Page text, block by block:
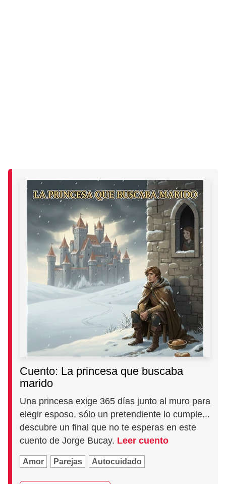
Cuento: La princesa que buscaba
marido
Una princesa exige 365 días junto al muro para
elegir esposo, sólo un pretendiente lo cumple...
descubre un final que no te esperas en este
cuento de Jorge Bucay. Leer cuento
Amor Parejas Autocuidado